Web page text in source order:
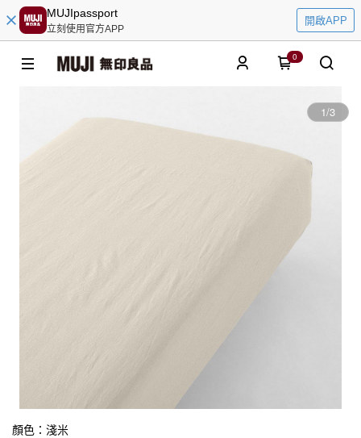
MUJIpassport
立刻使用官方APP
開啟APP
0
1/3
顏色：淺米